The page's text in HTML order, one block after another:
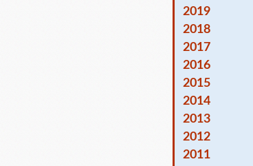
2019
2018
2017
2016
2015
2014
2013
2012
2011